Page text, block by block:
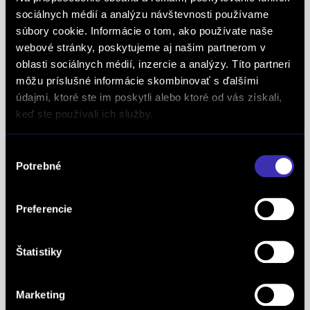
sociálnych médií a analýzu návštevnosti používame
súbory cookie. Informácie o tom, ako používate naše
webové stránky, poskytujeme aj našim partnerom v
oblasti sociálnych médií, inzercie a analýzy. Títo partneri
môžu príslušné informácie skombinovať s ďalšími
údajmi, ktoré ste im poskytli alebo ktoré od vás získali,
keď ste používali ich služby.
súhlasu
Potrebné
Preferencie
Štatistiky
Marketing
Superbrands, už tretí rok po sebe. Medzi
Superbrands spoločnosti sme sa zaradili v rokoch
2021, 2022 a aj 2023. Je najuznávanejšou
globálnou autoritou v oblasti hodnotenia a
oceňovania obchodných značiek a znakom
špeciálneho postavenia a uznania vynikajúcej
najlepšie z najlepších značiek v takmer 90
jediný koncesionár značky
v celej
Európe získal už 5x prestížne ocenenie Peugeot
Servise Quality Awards. Ako koncesionár značky
OPELsme obdržali diplom OPEL C&S za najvyšší
Slovenskej republike, taktiež za najvyšší nárast